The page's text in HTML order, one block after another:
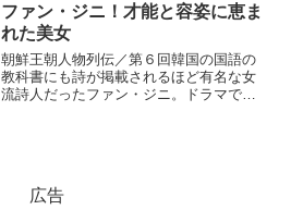
ファン・ジニ！才能と容姿に恵ま
れた美女
朝鮮王朝人物列伝／第６回韓国の国語の
教科書にも詩が掲載されるほど有名な女
流詩人だったファン・ジニ。ドラマでは
広告